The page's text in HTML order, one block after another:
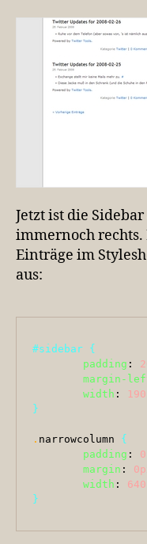
Jetzt ist die
immernoch
Einträge im
aus:
#sidebar {
padding :
margin-
width :
}
. narrowcolumn {
padding : 0
margin :
width :
}